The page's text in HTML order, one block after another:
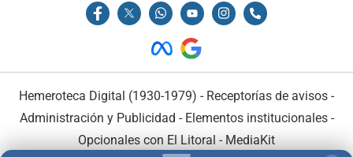
Hemeroteca Digital (1930-1979) - Receptorías de avisos -
Administración y Publicidad - Elementos institucionales-
Opcionales con El Litoral - MediaKit